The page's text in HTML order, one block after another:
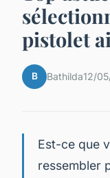
pistolet
B Bathilda12/
Est-ce que
ressembler